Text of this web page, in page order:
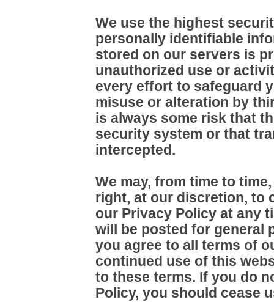
We use the highest
personally identifiable
stored on our servers is
unauthorized use or
every effort to safeguard
misuse or alteration by
is always some risk that
security system or that
intercepted.
We may, from time to
right, at our discretion, to
our Privacy Policy at any
will be posted for general
you agree to all terms of
continued use of this
to these terms. If you do
Policy, you should cease